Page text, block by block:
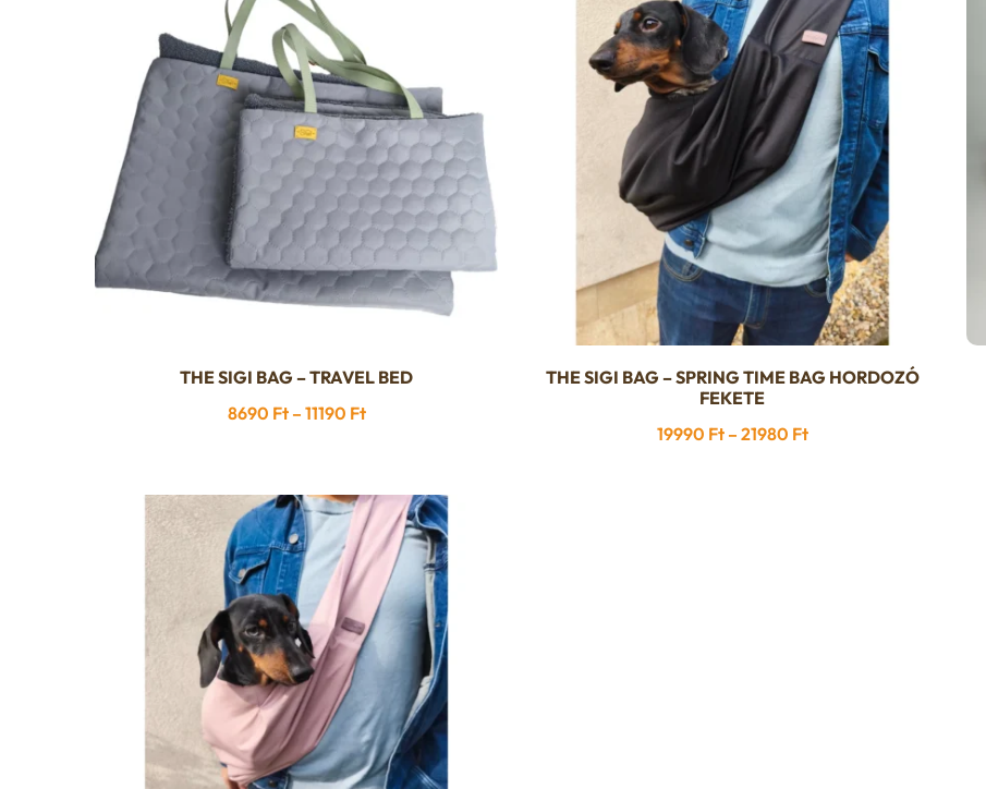
Ennek
a
variációja
van.
A
változatok
a
termékoldalon
választhatók
ki
THE SIGI BAG – TRAVEL BED
8690 Ft – 11190 FtÁrtartomány:
11190 Ft
Ennek
a
terméknek
THE SIGI BAG – SPRING TIME BAG HORDOZÓ
FEKETE
19990 Ft – 21980 FtÁrtartomány: